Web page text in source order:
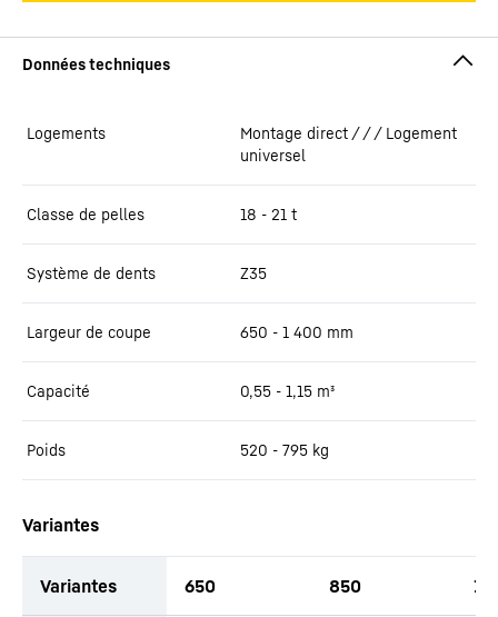
Logements
Montage direct / / / Logement
universel
Classe de pelles 18 - 21 t
Système de dents Z35
Largeur de coupe 650 - 1 400 mm
Capacité 0,55 - 1,15 m³
Poids 520 - 795 kg
Variantes
Variantes 650 850